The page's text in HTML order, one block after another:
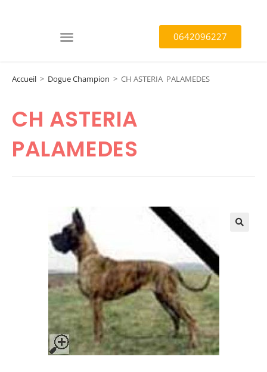
0642096227
Accueil > Dogue Champion > CH ASTERIA PALAMEDES
CH ASTERIA
PALAMEDES